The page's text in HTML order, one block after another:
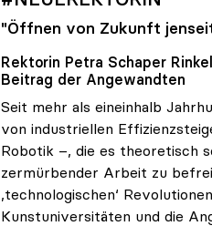
"Öffnen von Zukunft
Rektorin Petra Schaper
Beitrag der Angewandten
Seit mehr als eineinhalb
von industriellen
Robotik –, die es theoretisch
zermürbender Arbeit zu
‚technologischen‘
Kunstuniversitäten und die